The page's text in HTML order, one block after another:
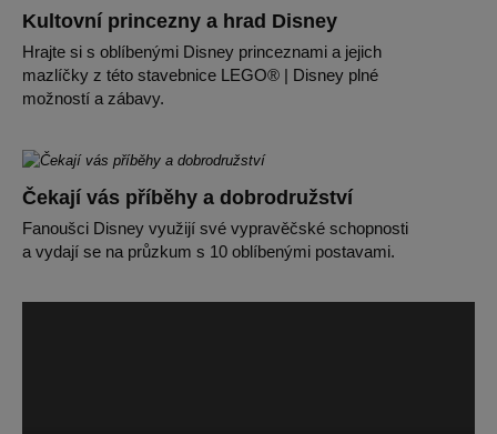
Kultovní princezny a hrad Disney
Hrajte si s oblíbenými Disney princeznami a jejich
mazlíčky z této stavebnice LEGO® | Disney plné
možností a zábavy.
Čekají vás příběhy a dobrodružství
Fanoušci Disney využijí své vypravěčské schopnosti
a vydají se na průzkum s 10 oblíbenými postavami.